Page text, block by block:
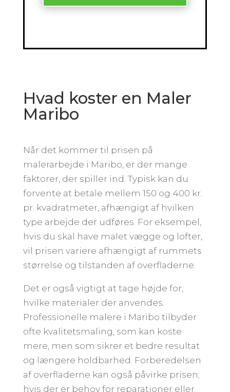
Hvad koster en Maler
Maribo
Når det kommer til prisen på
malerarbejde i Maribo, er der mange
faktorer, der spiller ind. Typisk kan du
forvente at betale mellem 150 og 400 kr.
pr. kvadratmeter, afhængigt af hvilken
type arbejde der udføres. For eksempel,
hvis du skal have malet vægge og lofter,
vil prisen variere afhængigt af rummets
størrelse og tilstanden af overfladerne.
Det er også vigtigt at tage højde for,
hvilke materialer der anvendes.
Professionelle malere i Maribo tilbyder
ofte kvalitetsmaling, som kan koste
mere, men som sikrer et bedre resultat
og længere holdbarhed. Forberedelsen
af overfladerne kan også påvirke prisen;
hvis der er behov for reparationer eller